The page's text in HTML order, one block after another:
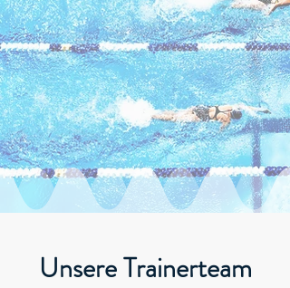
Unsere Trainerteam